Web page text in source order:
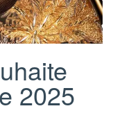
2025